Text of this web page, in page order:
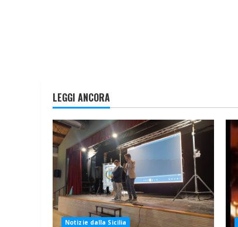
LEGGI ANCORA
Notizie dalla Sicilia